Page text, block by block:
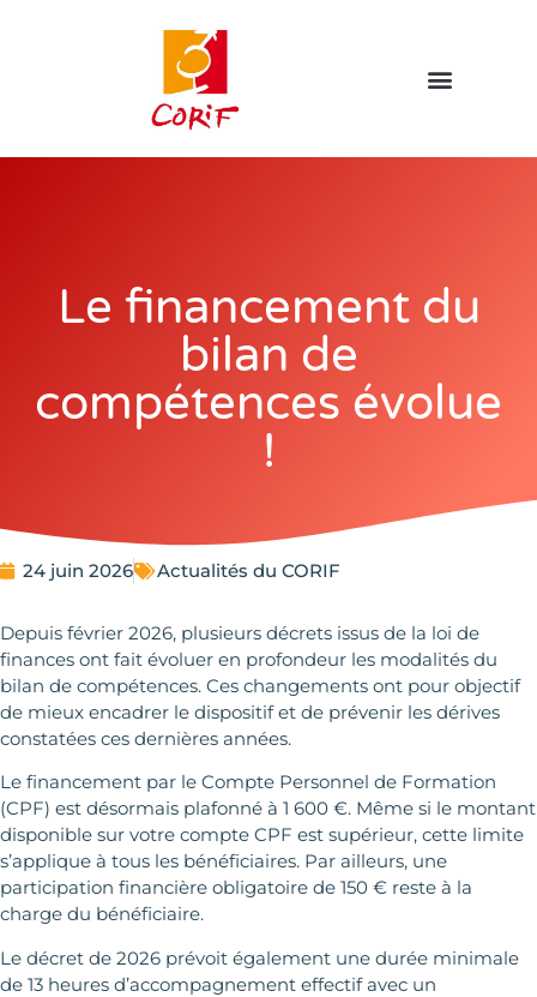
Le financement du
bilan de
compétences évolue
!
24 juin 2026 Actualités du CORIF
Depuis février 2026, plusieurs décrets issus de la loi de
finances ont fait évoluer en profondeur les modalités du
bilan de compétences. Ces changements ont pour objectif
de mieux encadrer le dispositif et de prévenir les dérives
constatées ces dernières années.
Le financement par le Compte Personnel de Formation
(CPF) est désormais plafonné à 1 600 €. Même si le montant
disponible sur votre compte CPF est supérieur, cette limite
s’applique à tous les bénéficiaires. Par ailleurs, une
participation financière obligatoire de 150 € reste à la
charge du bénéficiaire.
Le décret de 2026 prévoit également une durée minimale
de 13 heures d’accompagnement effectif avec un